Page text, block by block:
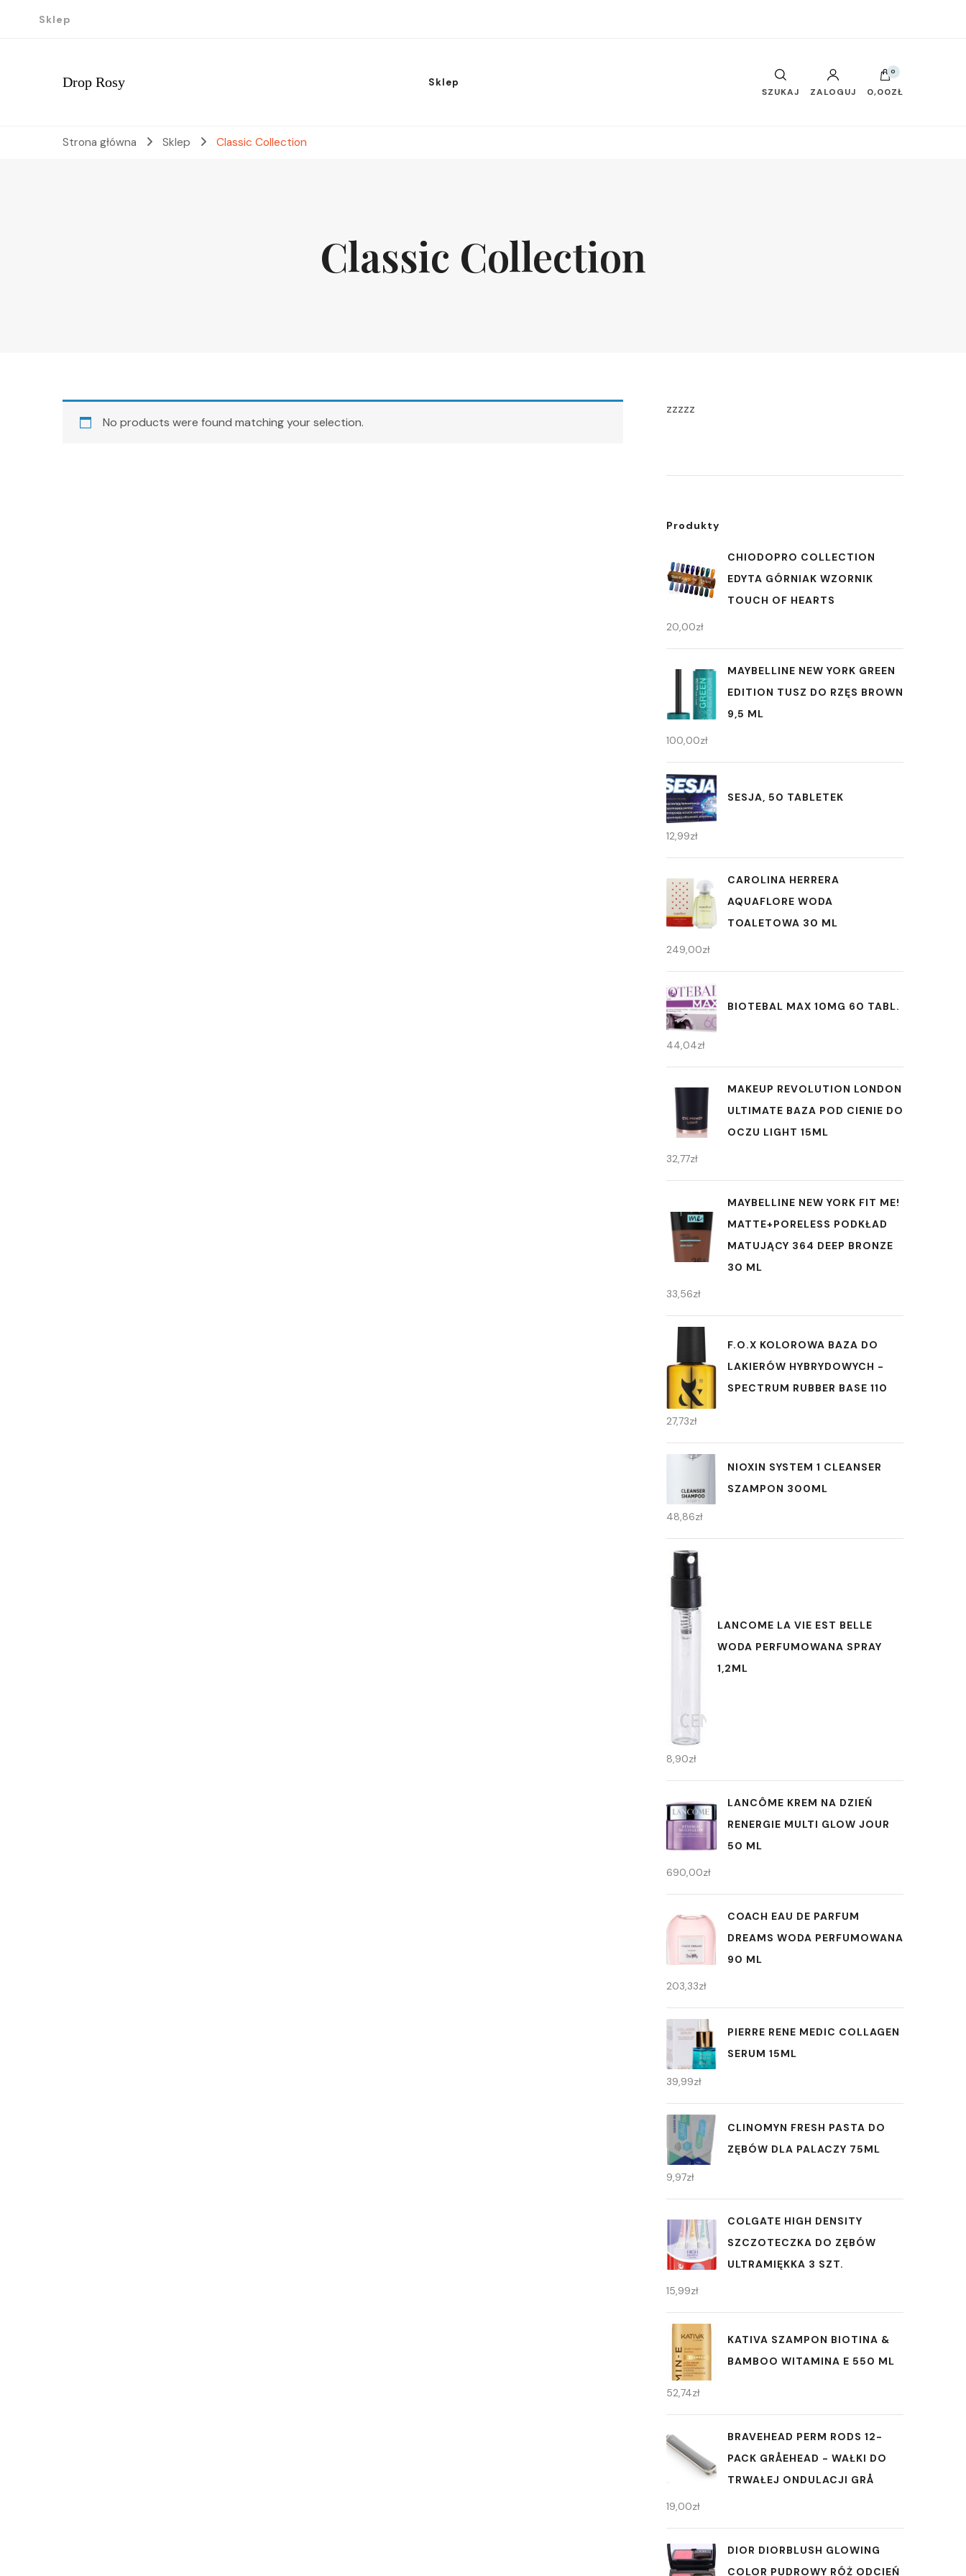
Sklep
Drop Rosy Sklep
SZUKAJ ZALOGUJ
0
0,00ZŁ
Strona główna Sklep Classic Collection
Classic Collection
No products were found matching your selection.
zzzzz
Produkty
CHIODOPRO COLLECTION
EDYTA GÓRNIAK WZORNIK
TOUCH OF HEARTS
20,00zł
MAYBELLINE NEW YORK GREEN
EDITION TUSZ DO RZĘS BROWN
9,5 ML
100,00zł
SESJA, 50 TABLETEK
12,99zł
CAROLINA HERRERA
AQUAFLORE WODA
TOALETOWA 30 ML
249,00zł
BIOTEBAL MAX 10MG 60 TABL.
44,04zł
MAKEUP REVOLUTION LONDON
ULTIMATE BAZA POD CIENIE DO
OCZU LIGHT 15ML
32,77zł
MAYBELLINE NEW YORK FIT ME!
MATTE+PORELESS PODKŁAD
MATUJĄCY 364 DEEP BRONZE
30 ML
33,56zł
F.O.X KOLOROWA BAZA DO
LAKIERÓW HYBRYDOWYCH -
SPECTRUM RUBBER BASE 110
27,73zł
NIOXIN SYSTEM 1 CLEANSER
SZAMPON 300ML
48,86zł
LANCOME LA VIE EST BELLE
WODA PERFUMOWANA SPRAY
1,2ML
8,90zł
LANCÔME KREM NA DZIEŃ
RENERGIE MULTI GLOW JOUR
50 ML
690,00zł
COACH EAU DE PARFUM
DREAMS WODA PERFUMOWANA
90 ML
203,33zł
PIERRE RENE MEDIC COLLAGEN
SERUM 15ML
39,99zł
CLINOMYN FRESH PASTA DO
ZĘBÓW DLA PALACZY 75ML
9,97zł
COLGATE HIGH DENSITY
SZCZOTECZKA DO ZĘBÓW
ULTRAMIĘKKA 3 SZT.
15,99zł
KATIVA SZAMPON BIOTINA &
BAMBOO WITAMINA E 550 ML
52,74zł
BRAVEHEAD PERM RODS 12-
PACK GRÅEHEAD - WAŁKI DO
TRWAŁEJ ONDULACJI GRÅ
19,00zł
DIOR DIORBLUSH GLOWING
COLOR PUDROWY RÓŻ ODCIEŃ